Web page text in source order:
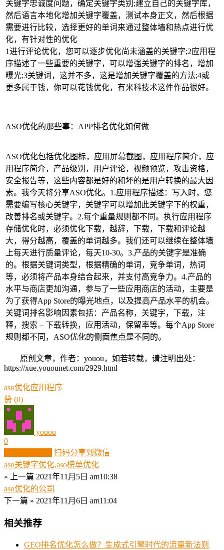
关键字忠诚度问题，确定关键字类别;建立自己的关键字库，
然后语言本地化增加关键字覆盖，测试本身正文，然后根据
需要进行比较，选择更好的单词来通过整体墙和热点进行优
化，有针对性的优化
1进行评论优化，您可以逐步优化尚未涵盖的关键字;2应用程
序描述了一些重要的关键字，可以增强关键字的排名，增加
曝光;3关键词，这并不多，这是增加关键字覆盖的方法;4或
更多属于钱，你可以花钱优化，有米科技术这件作品很好。
ASO优化的那些事：APP排名优化如何做
ASO优化包括优化图标，应用屏幕截图，应用程序简介，应
用程序简介，产品级别，用户评论，视频预览，攻击资格，
安全报告等，这些内容都是好的和坏的是用户转换的最大因
素。我今天将分享ASO优化。1.应用程序描述：写入时，您
需要编写核心关键字，关键字可以增加此关键字下的权重，
改善排名或关键字。2.每个重量规则都不同。执行应用程序
存储优化时，必须优化下载，越辞，下载，下载和评论越
大，得分越高，覆盖的单词越多。我们还可以继续在整体墙
上每天进行质量评论，每天10-30。3.产品的关键字是准确
的。根据关键词类型，根据精确的单词，竞争单词，热词
等，必须将产品本身结合起来，并支付高竞争力。4.产品的
水平与商店更加沟通，参与了一些应用商店的活动，主要是
为了获得App Store的曝光地点，以及提高产品水平的机会。
关键词排名影响因素包括：产品名称，关键字，下载，注
释，搜索 – 下载转换，应用活动，保留率等。每个App Store
规则都不同，ASO优化的侧面焦点是不同的。
原创文章，作者：youou，如若转载，请注明出处：
https://xue.youounet.com/2929.html
aso优化应用程序
赞 (0)
youou
0
扫码分享到微信
aso关键字优化,aso榜单优化
« 上一篇 2021年11月5日 am10:38
aso优化的公司
下一篇 » 2021年11月6日 am11:04
相关推荐
GEO排名优化怎么做？生成式引擎时代的流量新法则